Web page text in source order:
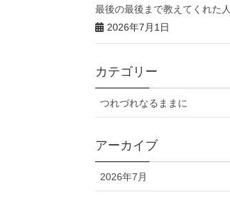
最後の最後まで教えてくれた人
2026年7月1日
カテゴリー
つれづれなるままに
アーカイブ
2026年7月